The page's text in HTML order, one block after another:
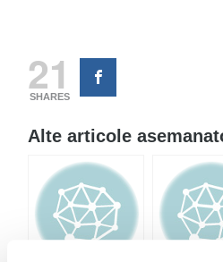
21
SHARES
Alte articole